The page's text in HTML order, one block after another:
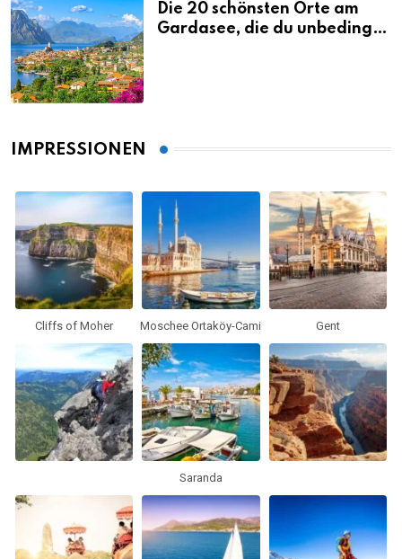
Die 20 schönsten Orte am
Gardasee, die du unbedingt
IMPRESSIONEN
Cliffs of Moher Moschee Ortaköy-Cami Gent
Saranda